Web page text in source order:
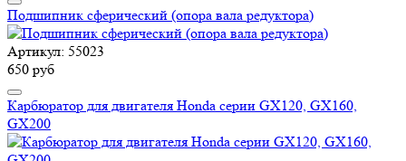
Подшипник сферический (опора вала редуктора)
Артикул: 55023
650 руб
Карбюратор для двигателя Honda серии GX120, GX160,
GX200